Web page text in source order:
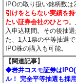
IPOの取り扱い銘柄数
引けをとらない実績を
たい証券会社のひとつ
入申込期間。その後抽
た、1人1票の平等抽選
IPO株の購入も可能。
【関連記事】
◆岩井コスモ証券は
ル！ 完全平等抽選も採